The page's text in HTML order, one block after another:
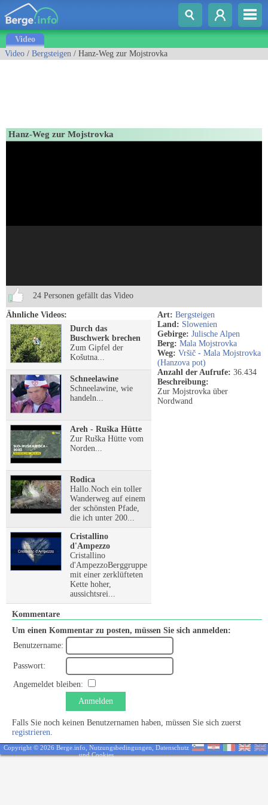
Video
Video / Bergsteigen / Hanz-Weg zur Mojstrovka
Hanz-Weg zur Mojstrovka
24 Personen gefällt das Video
Ähnliche Videos:
Durch das
Buschwerk brechen
Zum Gipfel der
Košutna...
Schneelawine
Schneelawine, wie
handeln...
Areh - Ruška Hütte
Zur Ruška Hütte vom
Norden...
Rodica
Hallo.Noch ein toller
Wanderweg auf einem
der schönsten Pfade,
die ich unter 200...
Cristallino
d'Ampezzo
Cristallino
d'AmpezzoBerggruppe
mit einer zerklüfteten
Kette hoher,
aussichtsrei...
Art: Bergsteigen
Land: Slowenien
Gebirge: Julische Alpen
Berg: Mala Mojstrovka
Weg: Vršič - Mala Mojstrovka
(Hanzova pot)
Anzahl der Aufrufe: 36.434
Beschreibung:
Zur Mojstrovka über
Nordwand
Kommentare
Um einen Kommentar zu posten, müssen Sie sich anmelden:
Benutzername:
Passwort:
Angemeldet bleiben:
Anmelden
Falls Sie noch keinen Benutzernamen haben, müssen Sie sich zuerst
registrieren.
Copyright © 2026 Berge.info, Nutzungsbedingungen Datenschutz
und Cookies